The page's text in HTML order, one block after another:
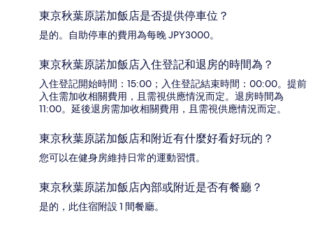
東京秋葉原諾加飯店是否提供停車位？
是的。自助停車的費用為每晚 JPY3000。
東京秋葉原諾加飯店入住登記和退房的時間為？
入住登記開始時間：15:00；入住登記結束時間：00:00。提前
入住需加收相關費用，且需視供應情況而定。退房時間為
11:00。延後退房需加收相關費用，且需視供應情況而定。
東京秋葉原諾加飯店和附近有什麼好看好玩的？
您可以在健身房維持日常的運動習慣。
東京秋葉原諾加飯店內部或附近是否有餐廳？
是的，此住宿附設 1 間餐廳。